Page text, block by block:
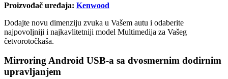
Proizvođač uređaja: Kenwood
Dodajte novu dimenziju zvuka u Vašem autu i odaberite
najpovoljniji i najkavlitetniji model Multimedija za Vašeg
četvorotočkaša.
Mirroring Android USB-a sa dvosmernim dodirnim
upravljanjem